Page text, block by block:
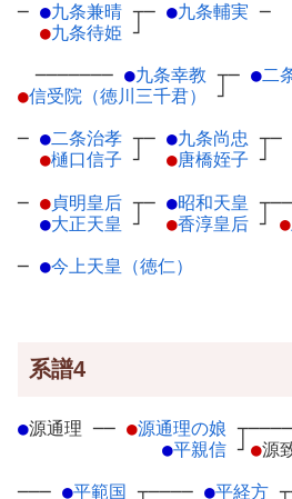
─ ●九条兼晴 ┬
●九条待姫 ┘
─ ●九条輔実 ─
─────── ●九条幸教 ┬
●信受院（徳川三千君） ┘
─ ●二
─ ●二条治孝 ┬
●樋口信子 ┘
─ ●九条尚忠 ┬
●唐橋姪子 ┘
─
─ ●貞明皇后 ┬
●大正天皇 ┘
─ ●昭和天皇 ┬
●香淳皇后 ┘
●
─ ●今上天皇（徳仁）
系譜4
●源通理 ── ●源通理の娘 ┬
●平親信 ┘ ●源
─── ●平範国 ┬──── ●平経方 ┬